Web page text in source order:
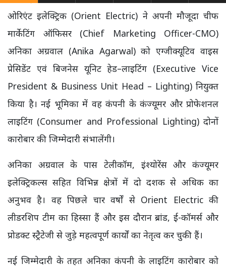
ओरिएंट इलेक्ट्रिक (Orient Electric) ने अपनी मौजूदा चीफ
मार्केटिंग ऑफिसर (Chief Marketing Officer-CMO)
अनिका अग्रवाल (Anika Agarwal) को एग्जीक्यूटिव वाइस
प्रेसिडेंट एवं बिजनेस यूनिट हेड–लाइटिंग (Executive Vice
President & Business Unit Head – Lighting) नियुक्त
किया है। नई भूमिका में वह कंपनी के कंज्यूमर और प्रोफेशनल
लाइटिंग (Consumer and Professional Lighting) दोनों
कारोबार की जिम्मेदारी संभालेंगी।
अनिका अग्रवाल के पास टेलीकॉम, इंश्योरेंस और कंज्यूमर
इलेक्ट्रिकल्स सहित विभिन्न क्षेत्रों में दो दशक से अधिक का
अनुभव है। वह पिछले चार वर्षों से Orient Electric की
लीडरशिप टीम का हिस्सा हैं और इस दौरान ब्रांड, ई-कॉमर्स और
प्रोडक्ट स्ट्रैटेजी से जुड़े महत्वपूर्ण कार्यों का नेतृत्व कर चुकी हैं।
नई जिम्मेदारी के तहत अनिका कंपनी के लाइटिंग कारोबार को